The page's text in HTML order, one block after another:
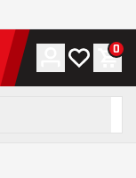
Account
La mia0